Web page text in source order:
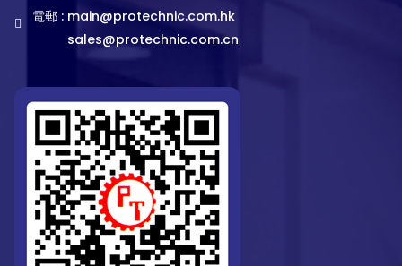
電郵 : main@protechnic.com.hk
sales@protechnic.com.cn